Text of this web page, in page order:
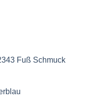
Fuß Schmuck